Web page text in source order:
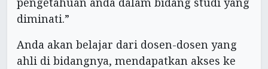
diminati.”
Anda akan belajar dari dosen-dosen yang
ahli di bidangnya, mendapatkan akses ke